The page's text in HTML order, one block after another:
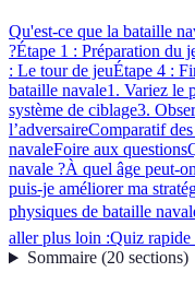
Qu'est-ce que la bataille
?Étape 1 : Préparation du
: Le tour de jeuÉtape 4 :
bataille navale1. Variez le
système de ciblage3.
l’adversaireComparatif
navaleFoire aux questions
navale ?À quel âge peut-
puis-je améliorer ma
physiques de bataille
aller plus loin :Quiz rapide
Sommaire(20 sections)